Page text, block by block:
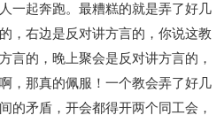
一起奔跑。最糟糕的就是弄了好几
，右边是反对讲方言的，你说这教
言的，晚上聚会是反对讲方言的，
，那真的佩服！一个教会弄了好几
的矛盾，开会都得开两个同工会，